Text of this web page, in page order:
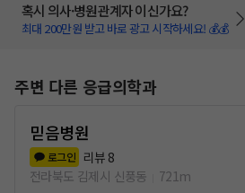
혹시 의사·병원관계자 이신가요?
최대 200만원 받고 바로 광고 시작하세요! 💰💰
주변 다른 응급의학과
믿음병원
로그인 리뷰 8
전라북도 김제시 신풍동
721m